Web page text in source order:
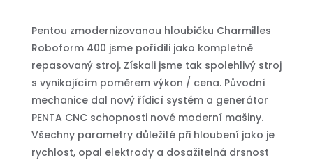
Pentou zmodernizovanou hloubičku Charmilles
Roboform 400 jsme pořídili jako kompletně
repasovaný stroj. Získali jsme tak spolehlivý stroj
s vynikajícím poměrem výkon / cena. Původní
mechanice dal nový řídicí systém a generátor
PENTA CNC schopnosti nové moderní mašiny.
Všechny parametry důležité při hloubení jako je
rychlost, opal elektrody a dosažitelná drsnost